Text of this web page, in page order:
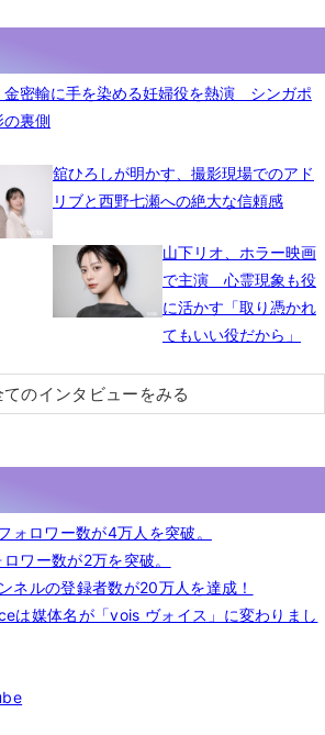
金密輸に手を染める妊婦役を熱演 シンガポ
の裏側
舘ひろしが明かす、撮影現場でのアド
リブと西野七瀬への絶大な信頼感
山下リオ、ホラー映画
で主演 心霊現象も役
に活かす「取り憑かれ
てもいい役だから」
てのインタビューをみる
ロワー数が4万人を突破。
ー数が2万を突破。
ルの登録者数が20万人を達成！
媒体名が「vois ヴォイス」に変わりまし